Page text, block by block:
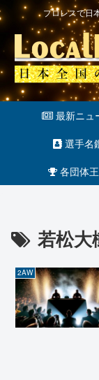
プロレスで日
最新ニュ
選手名
各団体
若松大
2AW